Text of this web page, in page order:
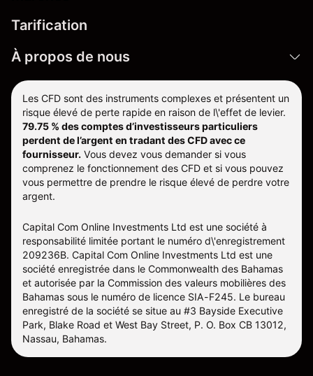
Tarification
À propos de nous
Les CFD sont des instruments complexes et présentent un
risque élevé de perte rapide en raison de l\'effet de levier.
79.75 % des comptes d’investisseurs particuliers
perdent de l’argent en tradant des CFD avec ce
fournisseur. Vous devez vous demander si vous
comprenez le fonctionnement des CFD et si vous pouvez
vous permettre de prendre le risque élevé de perdre votre
argent.
Capital Com Online Investments Ltd est une société à
responsabilité limitée portant le numéro d\'enregistrement
209236B. Capital Com Online Investments Ltd est une
société enregistrée dans le Commonwealth des Bahamas
et autorisée par la Commission des valeurs mobilières des
Bahamas sous le numéro de licence SIA-F245. Le bureau
enregistré de la société se situe au #3 Bayside Executive
Park, Blake Road et West Bay Street, P. O. Box CB 13012,
Nassau, Bahamas.